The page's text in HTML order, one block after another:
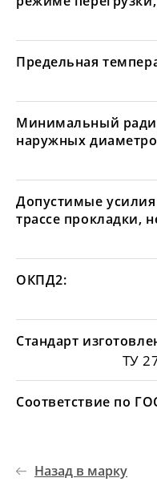
Предельная
Минимальный
наружных
Допустимые
трассе прокладки,
ОКПД2:
Стандарт
ТУ
Соответствие по
Назад в марку